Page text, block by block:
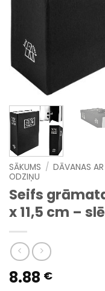
SĀKUMS / DĀVANAS
ODZIŅU
Seifs
x 11,5 cm –
8.88 €